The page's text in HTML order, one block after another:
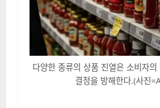
다양한 종류의 상품 진열은 소비자의
결정을 방해한다.(사진